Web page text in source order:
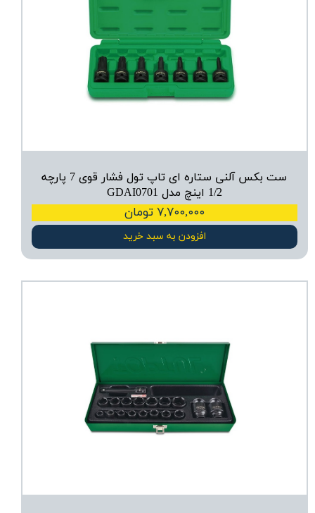
ست بکس آلنی ستاره ای تاپ تول فشار قوی 7 پارچه
1/2 اینچ مدل GDAI0701
۷,۷۰۰,۰۰۰ تومان
افزودن به سبد خرید